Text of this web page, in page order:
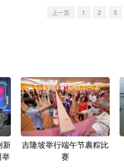
上一页 1 2 3
新
举
吉隆坡举行端午节裹粽比
赛